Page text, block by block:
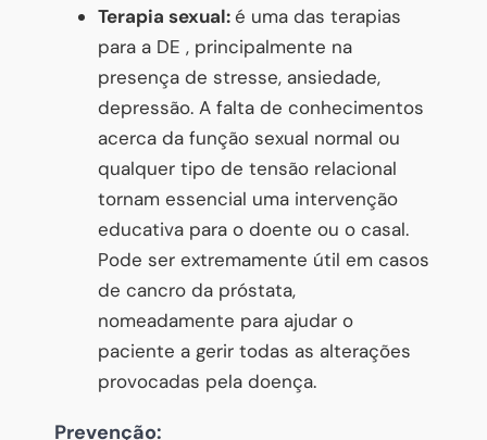
Terapia sexual:é uma das terapias
para a DE , principalmente na
presença de stresse, ansiedade,
depressão. A falta de conhecimentos
acerca da função sexual normal ou
qualquer tipo de tensão relacional
tornam essencial uma intervenção
educativa para o doente ou o casal.
Pode ser extremamente útil em casos
de cancro da próstata,
nomeadamente para ajudar o
paciente a gerir todas as alterações
provocadas pela doença.
Prevenção: